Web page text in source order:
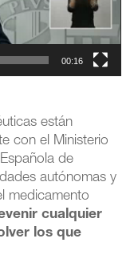
00:16
están
con el Ministerio
de
autónomas y
medicamento
cualquier
los que